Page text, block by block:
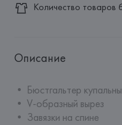
Количество товаров
Описание
• Бюстгальтер
• V-образный вырез
• Завязки на спине